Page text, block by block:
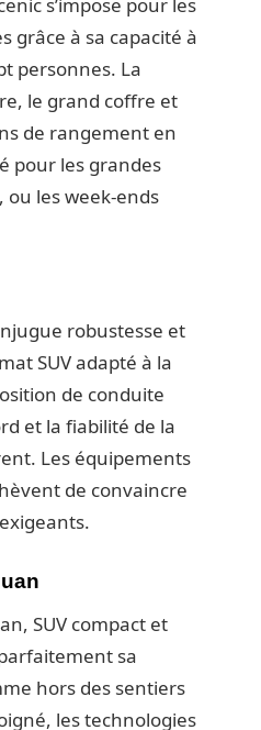
grâce à sa capacité à
personnes. La
le grand coffre et
de rangement en
pour les grandes
ou les week-ends
robustesse et
SUV adapté à la
de conduite
et la fiabilité de la
Les équipements
de convaincre
SUV compact et
sa
hors des sentiers
les technologies